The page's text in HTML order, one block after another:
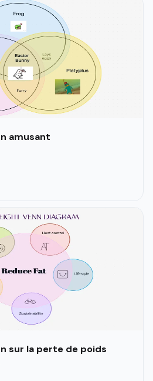
amusant
sur la perte de poids